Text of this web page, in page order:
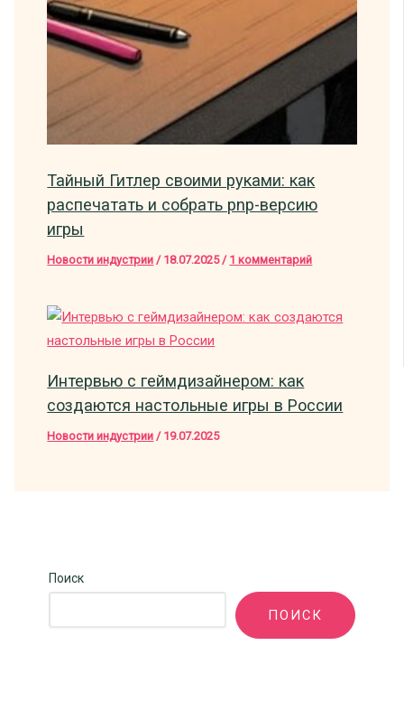
Тайный Гитлер своими руками: как
распечатать и собрать pnp-версию
игры
Новости индустрии / 18.07.2025 / 1 комментарий
Интервью с геймдизайнером: как
создаются настольные игры в России
Новости индустрии / 19.07.2025
Поиск
ПОИСК